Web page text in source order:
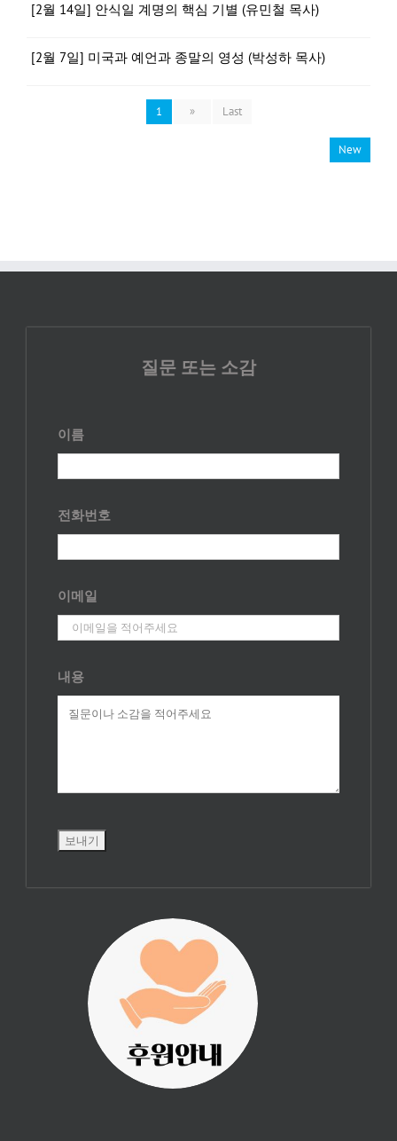
[2월 14일] 안식일 계명의 핵심 기별 (유민철 목사)
[2월 7일] 미국과 예언과 종말의 영성 (박성하 목사)
1 » Last
New
질문 또는 소감
이름
전화번호
이메일
내용
진리횃불 사역은
여러분의 후원으
로 이루어집니다.